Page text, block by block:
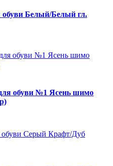
обуви Белый/Белый гл.
обуви №1 Ясень шимо